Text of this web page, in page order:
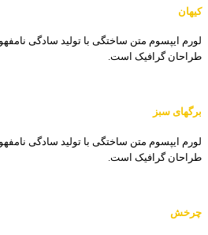
کیهان
لورم ایپسوم متن ساختگی با تولید سادگی
طراحان گرافیک است.
برگهای سبز
لورم ایپسوم متن ساختگی با تولید سادگی
طراحان گرافیک است.
چرخش